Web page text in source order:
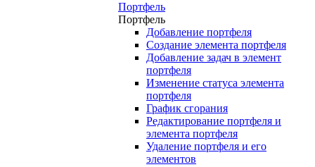
Портфель
Портфель
Добавление портфеля
Создание элемента портфеля
Добавление задач в элемент
портфеля
Изменение статуса элемента
портфеля
График сгорания
Редактирование портфеля и
элемента портфеля
Удаление портфеля и его
элементов